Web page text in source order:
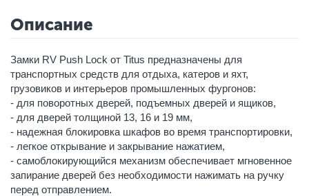
Описание
Замки RV Push Lock от Titus предназначены для
транспортных средств для отдыха, катеров и яхт,
грузовиков и интерьеров промышленных фургонов:
- для поворотных дверей, подъемных дверей и ящиков,
- для дверей толщиной 13, 16 и 19 мм,
- надежная блокировка шкафов во время транспортировки,
- легкое открывание и закрывание нажатием,
- самоблокирующийся механизм обеспечивает мгновенное
запирание дверей без необходимости нажимать на ручку
перед отправлением.